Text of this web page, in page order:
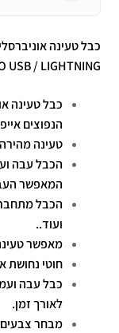
USB / LIGHTNING
כבל טעינה
הנפוצים
טעינה מהירה 2.1A
הכבל עבה
המאפשר
הכבל
ועוד..
מאפשר טעינה של עד 3
חוטי נחושת
כבל עבה
לאורך זמן.
מבחר